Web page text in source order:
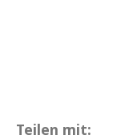
Teilen mit: